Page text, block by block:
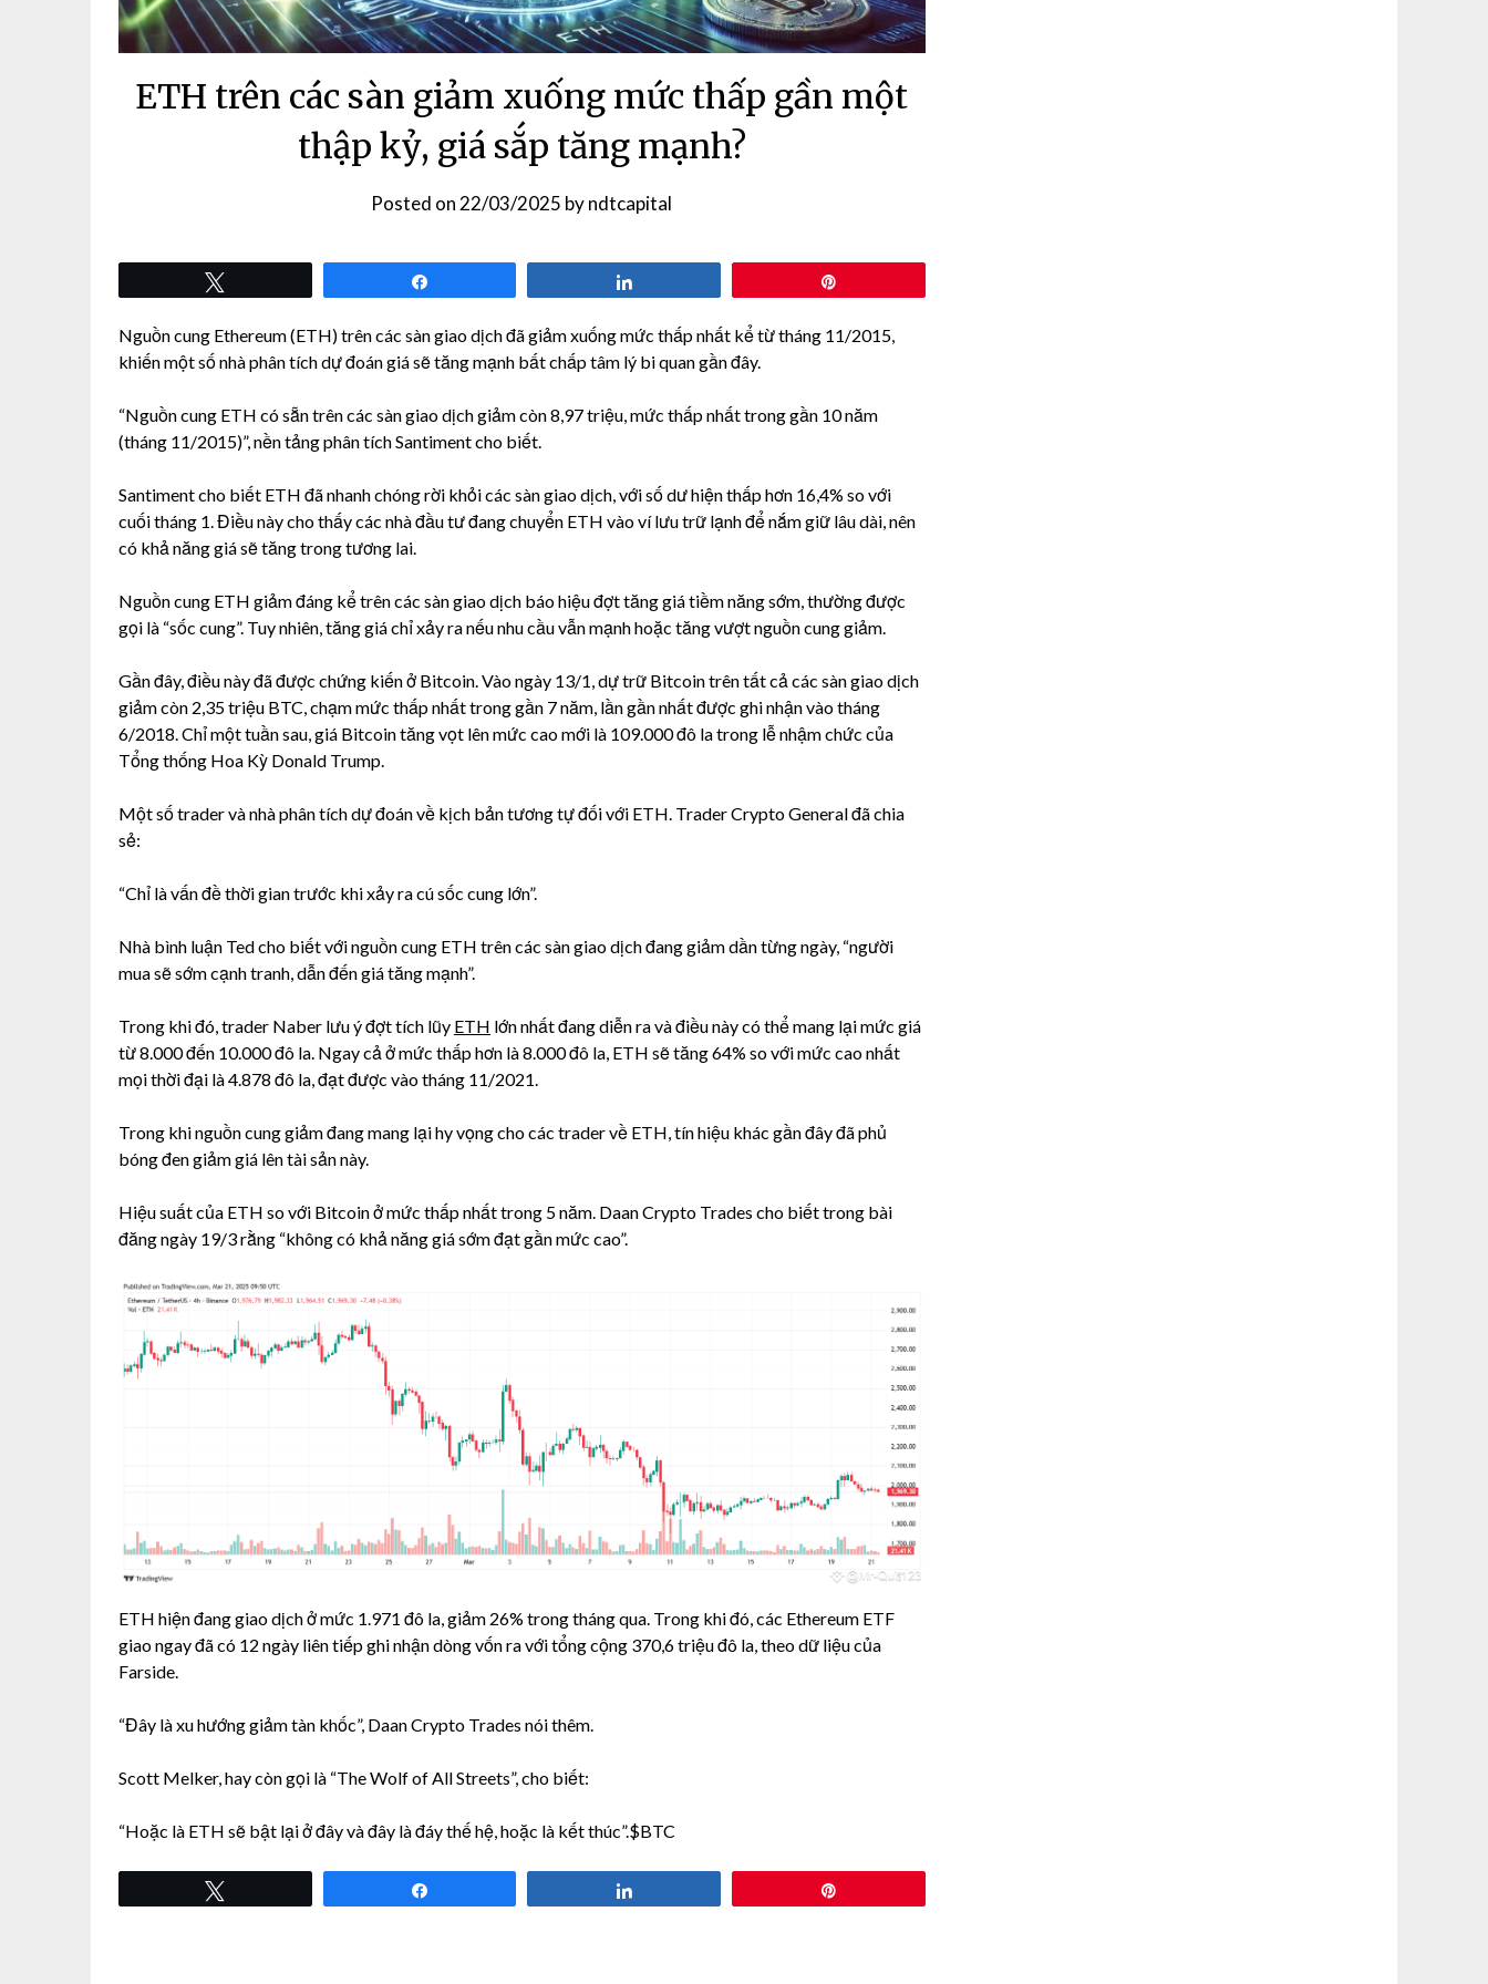
ETH trên các sàn giảm xuống mức thấp gần một
thập kỷ, giá sắp tăng mạnh?
Posted on 22/03/2025 byndtcapital
Nguồn cung Ethereum (ETH) trên các sàn giao dịch đã giảm xuống mức thấp nhất kể từ tháng 11/2015,
khiến một số nhà phân tích dự đoán giá sẽ tăng mạnh bất chấp tâm lý bi quan gần đây.
“Nguồn cung ETH có sẵn trên các sàn giao dịch giảm còn 8,97 triệu, mức thấp nhất trong gần 10 năm
(tháng 11/2015)”, nền tảng phân tích Santiment cho biết.
Santiment cho biết ETH đã nhanh chóng rời khỏi các sàn giao dịch, với số dư hiện thấp hơn 16,4% so với
cuối tháng 1. Điều này cho thấy các nhà đầu tư đang chuyển ETH vào ví lưu trữ lạnh để nắm giữ lâu dài, nên
có khả năng giá sẽ tăng trong tương lai.
Nguồn cung ETH giảm đáng kể trên các sàn giao dịch báo hiệu đợt tăng giá tiềm năng sớm, thường được
gọi là “sốc cung”. Tuy nhiên, tăng giá chỉ xảy ra nếu nhu cầu vẫn mạnh hoặc tăng vượt nguồn cung giảm.
Gần đây, điều này đã được chứng kiến ​​ở Bitcoin. Vào ngày 13/1, dự trữ Bitcoin trên tất cả các sàn giao dịch
giảm còn 2,35 triệu BTC, chạm mức thấp nhất trong gần 7 năm, lần gần nhất được ghi nhận vào tháng
6/2018. Chỉ một tuần sau, giá Bitcoin tăng vọt lên mức cao mới là 109.000 đô la trong lễ nhậm chức của
Tổng thống Hoa Kỳ Donald Trump.
Một số trader và nhà phân tích dự đoán về kịch bản tương tự đối với ETH. Trader Crypto General đã chia
sẻ:
“Chỉ là vấn đề thời gian trước khi xảy ra cú sốc cung lớn”.
Nhà bình luận Ted cho biết với nguồn cung ETH trên các sàn giao dịch đang giảm dần từng ngày, “người
mua sẽ sớm cạnh tranh, dẫn đến giá tăng mạnh”.
Trong khi đó, trader Naber lưu ý đợt tích lũy ETH lớn nhất đang diễn ra và điều này có thể mang lại mức giá
từ 8.000 đến 10.000 đô la. Ngay cả ở mức thấp hơn là 8.000 đô la, ETH sẽ tăng 64% so với mức cao nhất
mọi thời đại là 4.878 đô la, đạt được vào tháng 11/2021.
Trong khi nguồn cung giảm đang mang lại hy vọng cho các trader về ETH, tín hiệu khác gần đây đã phủ
bóng đen giảm giá lên tài sản này.
Hiệu suất của ETH so với Bitcoin ở mức thấp nhất trong 5 năm. Daan Crypto Trades cho biết trong bài
đăng ngày 19/3 rằng “không có khả năng giá sớm đạt gần mức cao”.
ETH hiện đang giao dịch ở mức 1.971 đô la, giảm 26% trong tháng qua. Trong khi đó, các Ethereum ETF
giao ngay đã có 12 ngày liên tiếp ghi nhận dòng vốn ra với tổng cộng 370,6 triệu đô la, theo dữ liệu của
Farside.
“Đây là xu hướng giảm tàn khốc”, Daan Crypto Trades nói thêm.
Scott Melker, hay còn gọi là “The Wolf of All Streets”, cho biết:
“Hoặc là ETH sẽ bật lại ở đây và đây là đáy thế hệ, hoặc là kết thúc”.$BTC